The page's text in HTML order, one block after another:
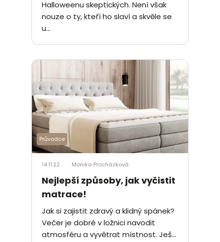
Halloweenu skeptických. Není však
nouze o ty, kteří ho slaví a skvěle se
u...
Průvodce
14.11.22 Monika Procházková
Nejlepší způsoby, jak vyčistit
matrace!
Jak si zajistit zdravý a klidný spánek?
Večer je dobré v ložnici navodit
atmosféru a vyvětrat místnost. Ješ...